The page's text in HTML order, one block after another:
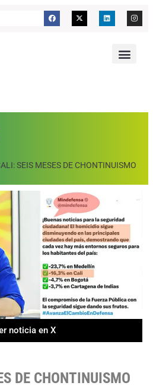
SEIS MESES DE CHONTINUISMO
noticia en X
DE CHONTINUISMO